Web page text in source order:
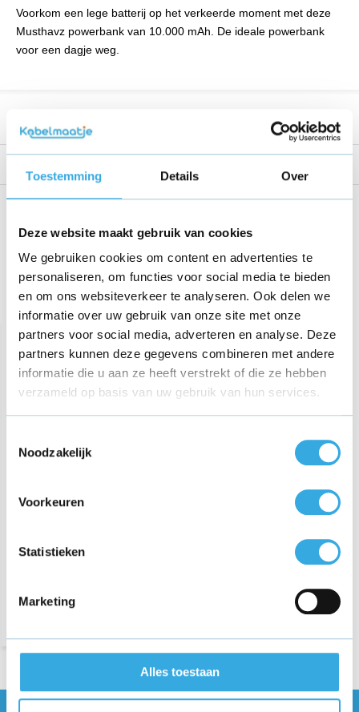
Toestemming Details Over
Deze website maakt gebruik van cookies
We gebruiken cookies om content en advertenties te
personaliseren, om functies voor social media te bieden
en om ons websiteverkeer te analyseren. Ook delen we
informatie over uw gebruik van onze site met onze
partners voor social media, adverteren en analyse. Deze
partners kunnen deze gegevens combineren met andere
informatie die u aan ze heeft verstrekt of die ze hebben
verzameld op basis van uw gebruik van hun services.
Noodzakelijk
Voorkeuren
Statistieken
Marketing
Alles toestaan
Voorkom een lege batterij op het verkeerde moment met deze
Musthavz powerbank van 10.000 mAh. De ideale powerbank
voor een dagje weg.
Productomschrijving